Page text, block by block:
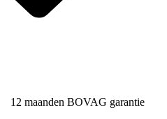
12 maanden BOVAG garantie